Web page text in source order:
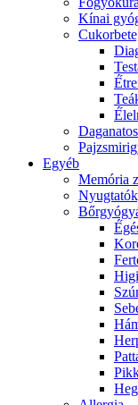
Kínai
Egyéb
Memória